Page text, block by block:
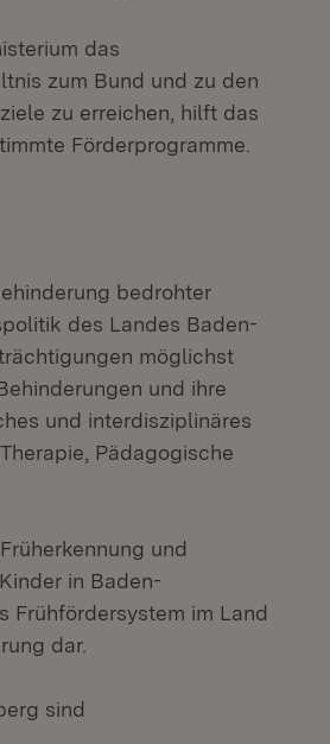
das
zum Bund und zu den
zu erreichen, hilft das
Förderprogramme.
bedrohter
des Landes Baden-
möglichst
und ihre
und interdisziplinäres
Pädagogische
und
in Baden-
im Land
dar.
sind